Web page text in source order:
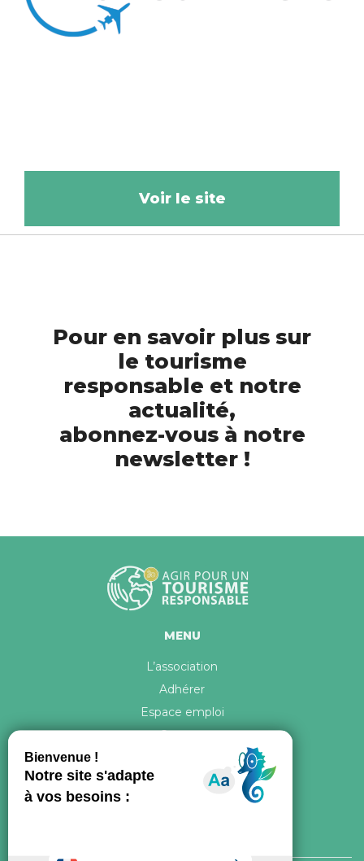
Voir le site
Pour en savoir plus sur
le tourisme
responsable et notre
actualité,
abonnez-vous à notre
newsletter !
MENU
L’association
Adhérer
Espace emploi
Contact